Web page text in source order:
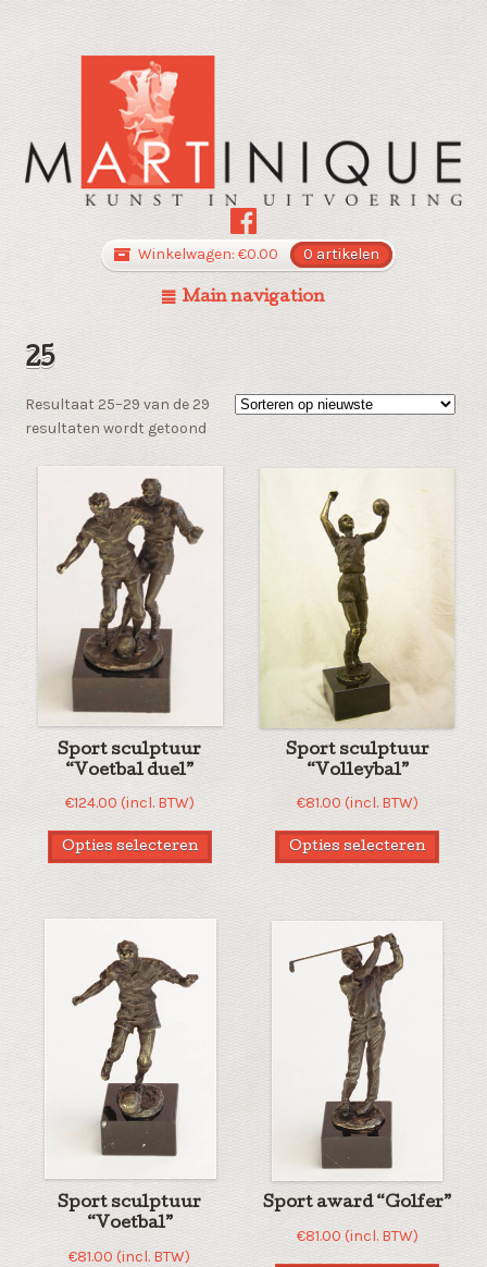
Winkelwagen: €0.00 0 artikelen
Main navigation
25
Resultaat 25–29 van de 29
resultaten wordt getoondGesorteerd
Sport sculptuur
“Voetbal duel”
€124.00 (incl. BTW)
Opties selecteren
Sport sculptuur
“Volleybal”
€81.00 (incl. BTW)
Opties selecteren
Sport sculptuur
“Voetbal”
€81.00 (incl. BTW)
Sport award “Golfer”
€81.00 (incl. BTW)